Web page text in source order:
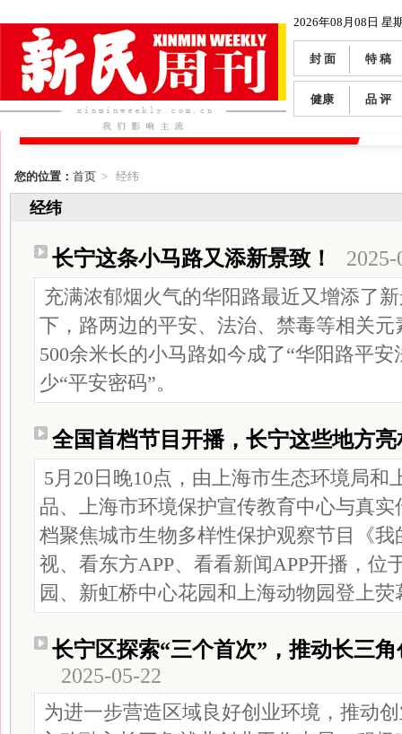
2026年08月08日 星
封 面 特 稿
健康 品 评
您的位置： 首页 > 经纬
经纬
长宁这条小马路又添新景致！
充满浓郁烟火气的华阳路最近又增添了
下，路两边的平安、法治、禁毒等相关
500余米长的小马路如今成了“华阳路平
少“平安密码”。
全国首档节目开播，长宁这些地方
5月20日晚10点，由上海市生态环境局和
品、上海市环境保护宣传教育中心与真
档聚焦城市生物多样性保护观察节目《
视、看东方APP、看看新闻APP开播，位
园、新虹桥中心花园和上海动物园登上荧
长宁区探索“三个首次”，推动长三
2025-05-22
为进一步营造区域良好创业环境，推动